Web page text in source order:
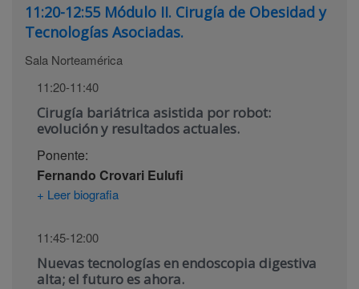
11:20-12:55 Módulo II. Cirugía de Obesidad y
Tecnologías Asociadas.
Sala Norteamérica
11:20-11:40
Cirugía bariátrica asistida por robot:
evolución y resultados actuales.
Ponente:
Fernando Crovari Eulufi
+ Leer biografia
11:45-12:00
Nuevas tecnologías en endoscopia digestiva
alta; el futuro es ahora.